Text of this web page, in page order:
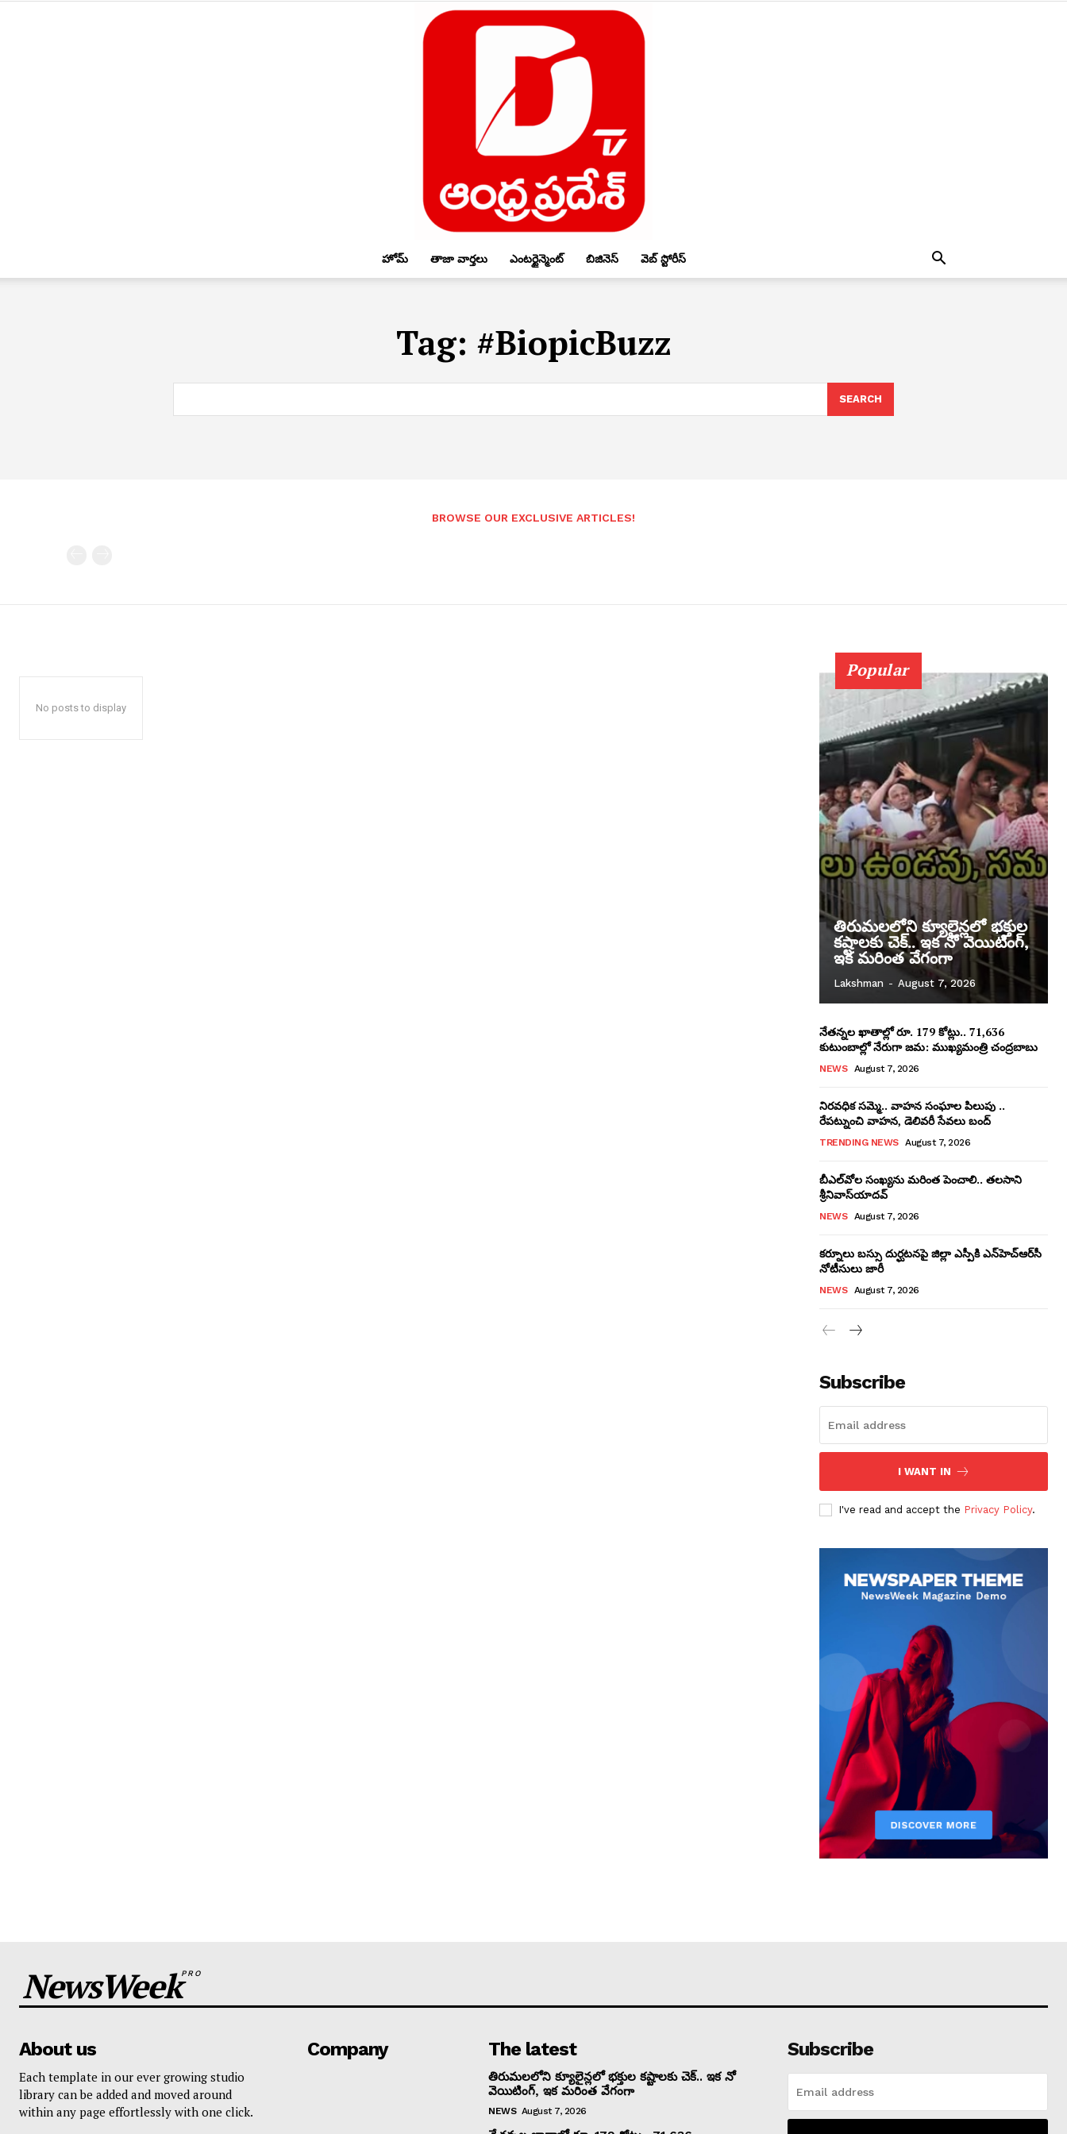
హోమ్ తాజా వార్తలు ఎంటర్టైన్మెంట్ బిజినెస్ వెబ్ స్టోరీస్
Tag: #BiopicBuzz
SEARCH
BROWSE OUR EXCLUSIVE ARTICLES!
No posts to display
Popular
తిరుమలలోని క్యూలైన్లలో భక్తుల
కష్టాలకు చెక్.. ఇక నో వెయిటింగ్,
ఇక మరింత వేగంగా
Lakshman - August 7, 2026
నేతన్నల ఖాతాల్లో రూ. 179 కోట్లు.. 71,636
కుటుంబాల్లో నేరుగా జమ: ముఖ్యమంత్రి చంద్రబాబు
NEWS August 7, 2026
నిరవధిక సమ్మె.. వాహన సంఘాల పిలుపు ..
రేపట్నుంచి వాహన, డెలివరీ సేవలు బంద్‌
TRENDING NEWS August 7, 2026
బీఎల్‌వోల సంఖ్యను మరింత పెంచాలి.. తలసాని
శ్రీనివాస్‌యాదవ్‌
NEWS August 7, 2026
కర్నూలు బస్సు దుర్ఘటనపై జిల్లా ఎస్పీకి ఎన్‌హెచ్‌ఆర్‌సీ
నోటీసులు జారీ
NEWS August 7, 2026
Subscribe
I WANT IN
I've read and accept the Privacy Policy.
NewsWeekPRO
About us
Each template in our ever growing studio
library can be added and moved around
within any page effortlessly with one click.
Company The latest
తిరుమలలోని క్యూలైన్లలో భక్తుల కష్టాలకు చెక్.. ఇక నో
వెయిటింగ్, ఇక మరింత వేగంగా
NEWS August 7, 2026
Subscribe